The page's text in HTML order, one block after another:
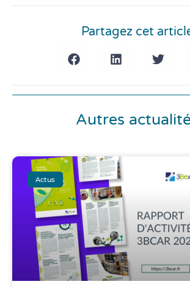
Partagez cet
Autres
Actus